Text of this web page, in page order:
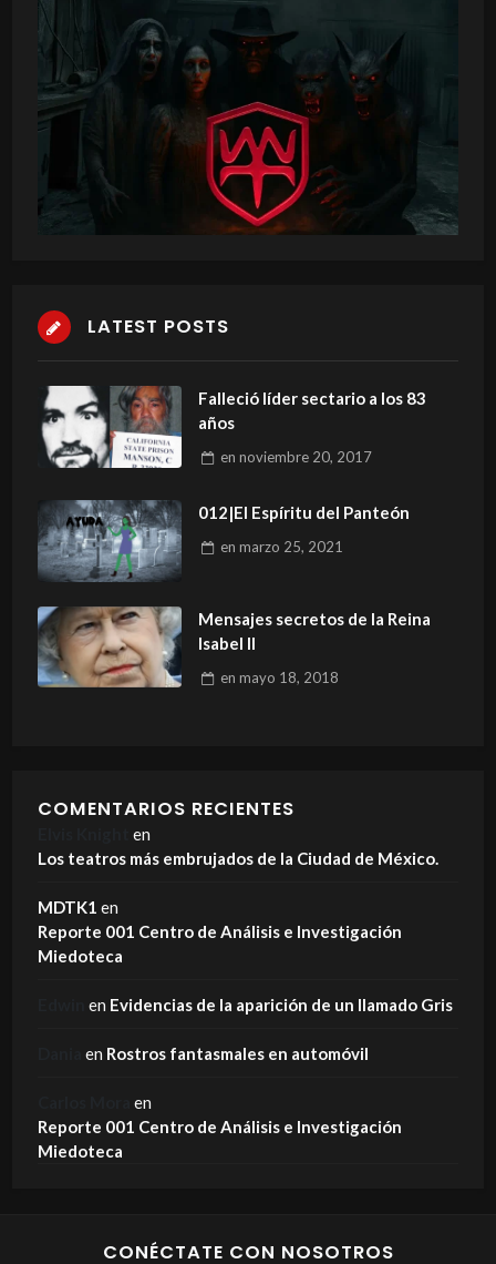
LATEST POSTS
Falleció líder sectario a los 83
años
en noviembre 20, 2017
012|El Espíritu del Panteón
en marzo 25, 2021
Mensajes secretos de la Reina
Isabel II
en mayo 18, 2018
COMENTARIOS RECIENTES
en
Los teatros más embrujados de la Ciudad de México.
MDTK1 en
Reporte 001 Centro de Análisis e Investigación
Miedoteca
en Evidencias de la aparición de un llamado Gris
en Rostros fantasmales en automóvil
en
Reporte 001 Centro de Análisis e Investigación
Miedoteca
CONÉCTATE CON NOSOTROS